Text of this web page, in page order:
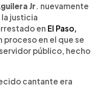
Jr. nuevamente
justicia
en El Paso,
proceso en el que se
público, hecho
cantante era